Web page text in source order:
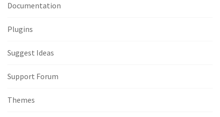
Documentation
Plugins
Suggest Ideas
Support Forum
Themes